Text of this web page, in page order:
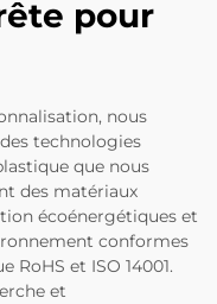
pour
nous
technologies
que nous
des matériaux
écoénergétiques et
conformes
RoHS et ISO 14001.
et